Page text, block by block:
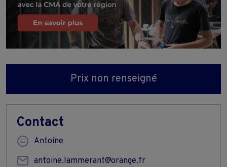
Prix non renseigné
Contact
Antoine
antoine.lammerant@orange.fr